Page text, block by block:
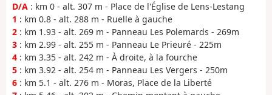
D/A : km 0 - alt. 307 m - Place de l'Église de Lens-Lestang
1 : km 0.8 - alt. 288 m - Ruelle à gauche
2 : km 1.93 - alt. 269 m - Panneau Les Polemards - 269m
3 : km 2.99 - alt. 255 m - Panneau Le Prieuré - 225m
4 : km 3.35 - alt. 242 m - À droite, à la fourche
5 : km 3.92 - alt. 254 m - Panneau Les Vergers - 250m
6 : km 5.1 - alt. 276 m - Moras, Place de la Liberté